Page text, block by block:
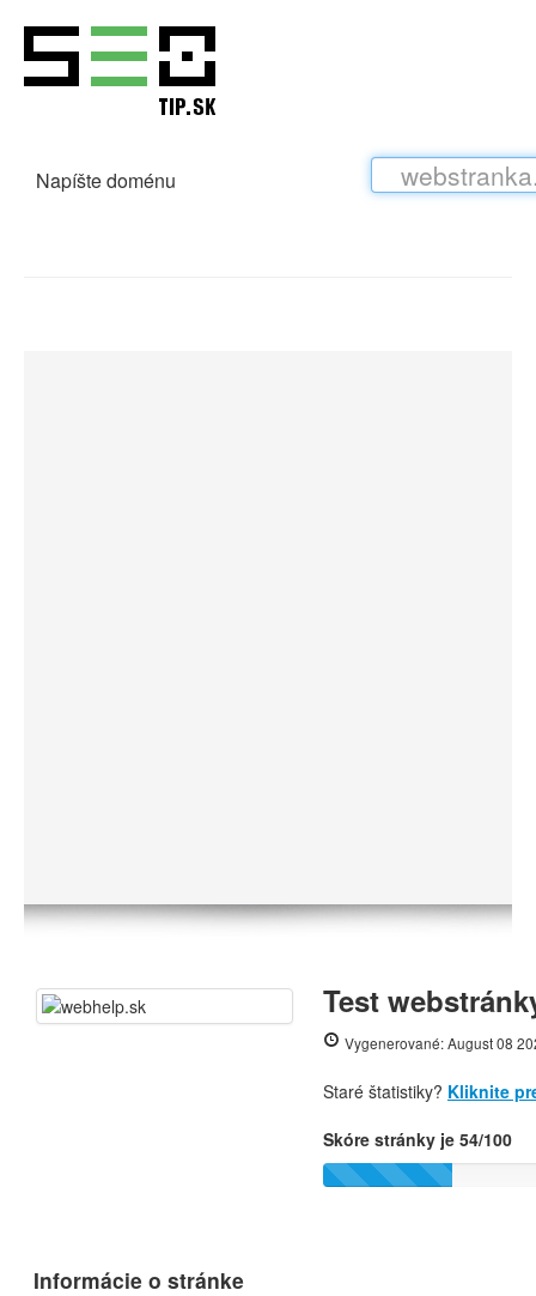
Napíšte doménu
Test
Vygenerované: August 08
Staré štatistiky? Kliknite
Skóre stránky je 54/100
Informácie o stránke